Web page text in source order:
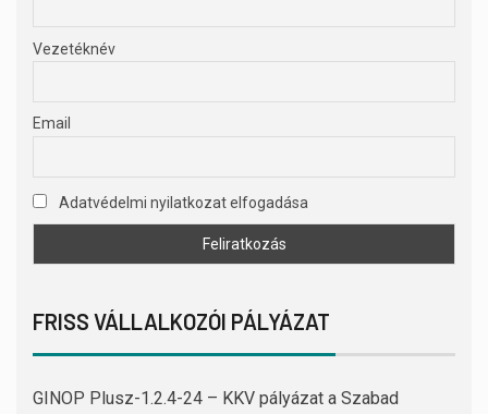
Vezetéknév
Email
Adatvédelmi nyilatkozat elfogadása
FRISS VÁLLALKOZÓI PÁLYÁZAT
GINOP Plusz-1.2.4-24 – KKV pályázat a Szabad